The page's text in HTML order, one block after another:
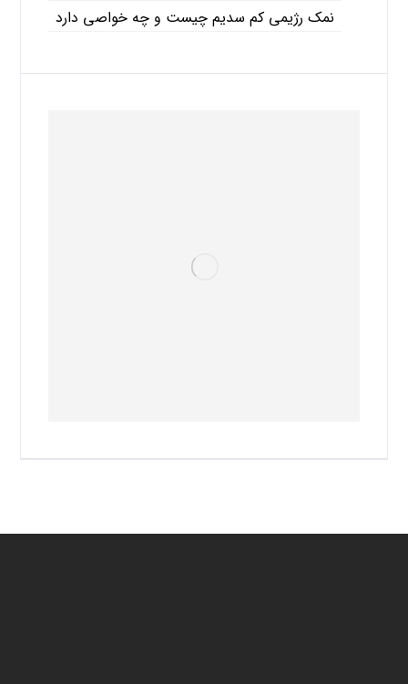
نمک رژیمی کم سدیم چیست و چه خواصی دارد